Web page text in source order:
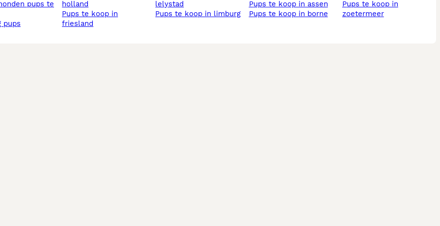
pups
holland
pups te koop in
friesland
lelystad
pups te koop in limburg
pups te koop in assen
pups te koop in borne
pups te koop in
zoetermeer